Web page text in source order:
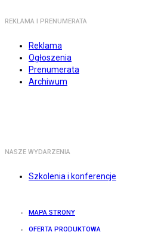
REKLAMA I PRENUMERATA
Reklama
Ogłoszenia
Prenumerata
Archiwum
NASZE WYDARZENIA
Szkolenia i konferencje
MAPA STRONY
OFERTA PRODUKTOWA